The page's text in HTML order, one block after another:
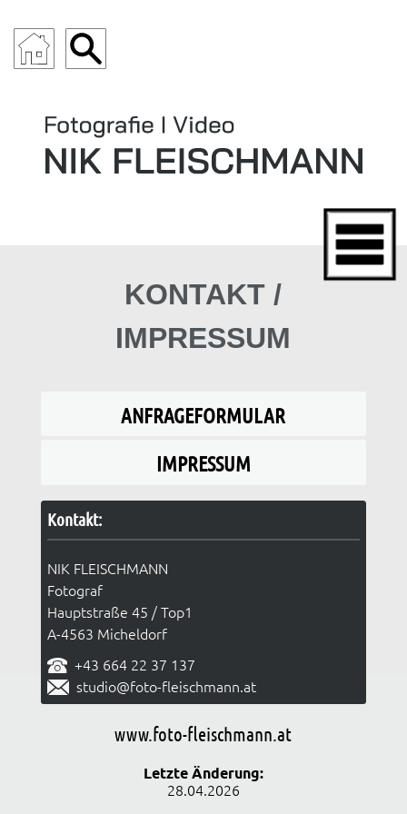
KONTAKT /
IMPRESSUM
ANFRAGEFORMULAR
IMPRESSUM
Kontakt:
NIK FLEISCHMANN
Fotograf
Hauptstraße 45 / Top1
A-4563 Micheldorf
+43 664 22 37 137
studio@foto-fleischmann.at
www.foto-fleischmann.at
Letzte Änderung:
28.04.2026